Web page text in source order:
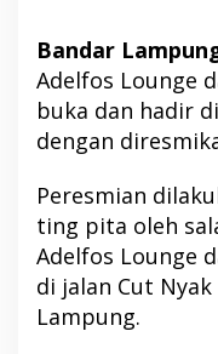
Bandar
Adelfos Lounge
buka dan hadir
dengan
Peresmian
ting pita oleh
Adelfos Lounge
di jalan Cut
Lampung.